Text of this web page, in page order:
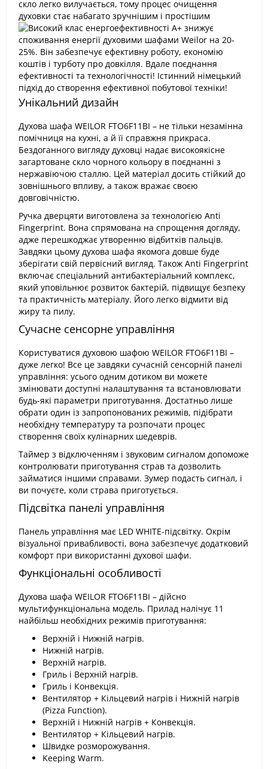
Унікальний дизайн
Духова шафа WEILOR FTO6F11BI – не тільки незамінна
помічниця на кухні, а й її справжня прикраса.
Бездоганного вигляду духовці надає високоякісне
загартоване скло чорного кольору в поєднанні з
нержавіючою сталлю. Цей матеріал досить стійкий до
зовнішнього впливу, а також вражає своєю
довговічністю.
Ручка дверцяти виготовлена за технологією Anti
Fingerprint. Вона спрямована на спрощення догляду,
адже перешкоджає утворенню відбитків пальців.
Завдяки цьому духова шафа якомога довше буде
зберігати свій первісний вигляд. Також Anti Fingerprint
включає спеціальний антибактеріальний комплекс,
який уповільнює розвиток бактерій, підвищує безпеку
та практичність матеріалу. Його легко відмити від
жиру та пилу.
Сучасне сенсорне управління
Користуватися духовою шафою WEILOR FTO6F11BI –
дуже легко! Все це завдяки сучасній сенсорній панелі
управління: усього одним дотиком ви можете
змінювати доступні налаштування та встановлювати
будь-які параметри приготування. Достатньо лише
обрати один із запропонованих режимів, підібрати
необхідну температуру та розпочати процес
створення своїх кулінарних шедеврів.
Таймер з відключенням і звуковим сигналом допоможе
контролювати приготування страв та дозволить
займатися іншими справами. Зумер подасть сигнал, і
ви почуєте, коли страва приготується.
Підсвітка панелі управління
Панель управління має LED WHITE-підсвітку. Окрім
візуальної привабливості, вона забезпечує додатковий
комфорт при використанні духової шафи.
Функціональні особливості
Духова шафа WEILOR FTO6F11BI – дійсно
мультифункціональна модель. Прилад налічує 11
найбільш необхідних режимів приготування:
Верхній і Нижній нагрів.
Нижній нагрів.
Верхній нагрів.
Гриль і Верхній нагрів.
Гриль і Конвекція.
Вентилятор + Кільцевий нагрів і Нижній нагрів
(Pizza Function).
Верхній і Нижній нагрів + Конвекція.
Вентилятор + Кільцевий нагрів.
Швидке розморожування.
Keeping Warm.